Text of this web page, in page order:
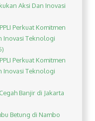
Aksi Dan Inovasi
Perkuat Komitmen
Inovasi Teknologi
Perkuat Komitmen
Inovasi Teknologi
Banjir di Jakarta
Betung di Nambo